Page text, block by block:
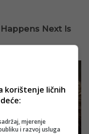
korištenje ličnih
mjerenje
i razvoj usluga